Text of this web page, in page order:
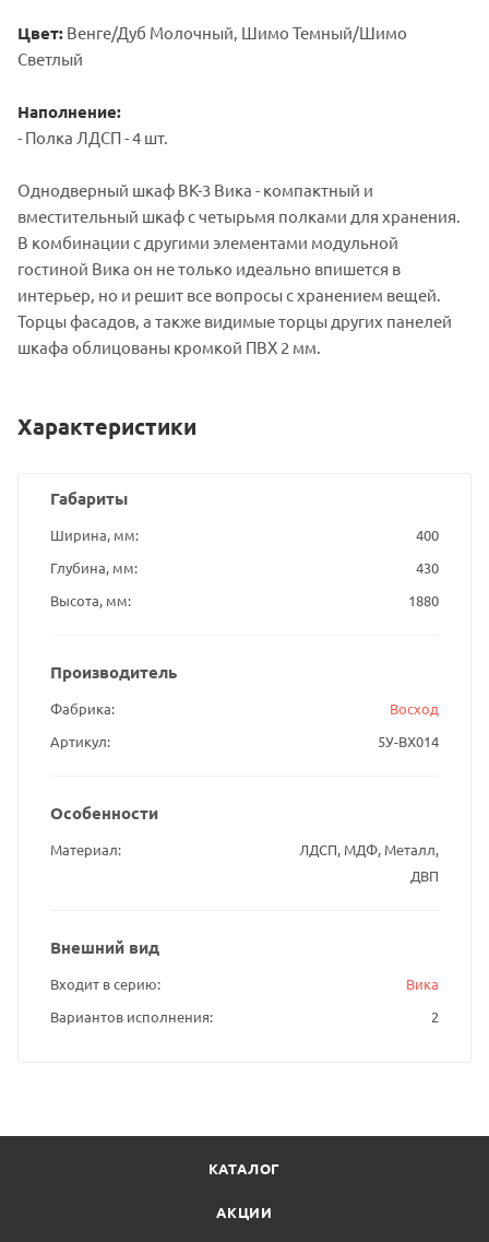
Цвет: Венге/Дуб Молочный, Шимо Темный/Шимо
Светлый
Наполнение:
- Полка ЛДСП - 4 шт.
Однодверный шкаф ВК-3 Вика - компактный и
вместительный шкаф с четырьмя полками для хранения.
В комбинации с другими элементами модульной
гостиной Вика он не только идеально впишется в
интерьер, но и решит все вопросы с хранением вещей.
Торцы фасадов, а также видимые торцы других панелей
шкафа облицованы кромкой ПВХ 2 мм.
Характеристики
Габариты
Ширина, мм
400
Глубина, мм
430
Высота, мм
1880
Производитель
Фабрика
Восход
Артикул
5У-ВХ014
Особенности
Материал
ЛДСП, МДФ, Металл,
ДВП
Внешний вид
Входит в серию
Вика
Вариантов исполнения
2
КАТАЛОГ
АКЦИИ